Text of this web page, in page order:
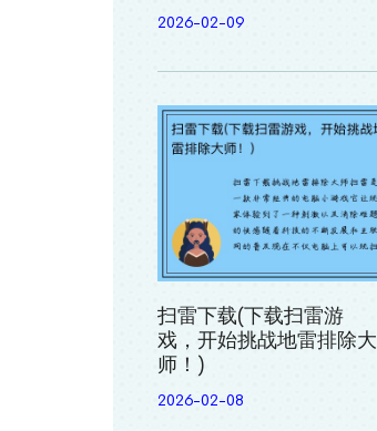
2026-02-09
扫雷下载(下载扫雷游
戏，开始挑战地雷排除大
师！)
2026-02-08